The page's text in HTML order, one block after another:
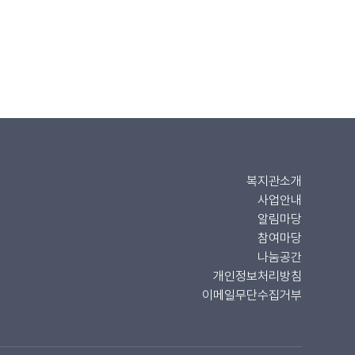
복지관소개
사업안내
알림마당
참여마당
나눔공간
개인정보처리방침
이메일무단수집거부